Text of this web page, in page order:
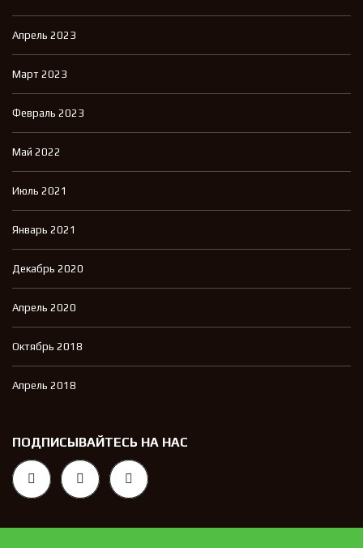
Апрель 2023
Март 2023
Февраль 2023
Май 2022
Июль 2021
Январь 2021
Декабрь 2020
Апрель 2020
Октябрь 2018
Апрель 2018
ПОДПИСЫВАЙТЕСЬ НА НАС